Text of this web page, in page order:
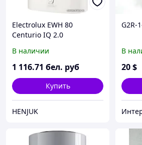
Electrolux EWH 80
Centurio IQ 2.0
В наличии
1 116.71 бел. руб
Купить
HENJUK
G2R-
В
20$